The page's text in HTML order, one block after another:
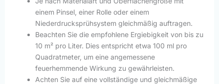
einem Pinsel, einer Rolle oder einem
Niederdrucksprühsystem gleichmäßig auftragen.
Beachten Sie die empfohlene Ergiebigkeit von bis zu
10 m² pro Liter. Dies entspricht etwa 100 ml pro
Quadratmeter, um eine angemessene
feuerhemmende Wirkung zu gewährleisten.
Achten Sie auf eine vollständige und gleichmäßige